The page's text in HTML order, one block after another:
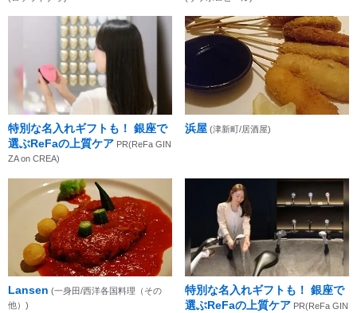
特別な名入れギフトも！ 銀座で
選ぶReFaの上質ケア PR(ReFa GIN
ZA on CREA)
浜屋 (津新町/居酒屋)
Lansen (一身田/西洋各国料理（その
他）)
特別な名入れギフトも！ 銀座で
選ぶReFaの上質ケア PR(ReFa GIN